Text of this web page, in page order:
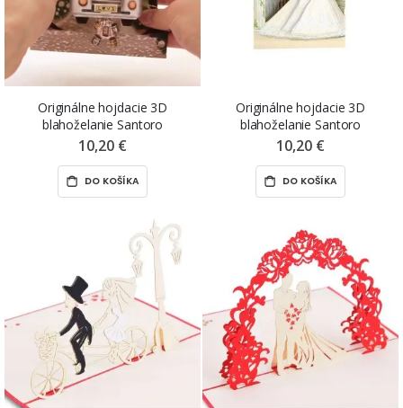
Originálne hojdacie 3D
blahoželanie Santoro
„mladomanželia v aute“, 14,5 x
10,20 €
DO KOŠÍKA
Originálne hojdacie 3D
blahoželanie Santoro
„mladomanželia – tanec“, 15 x
10,20 €
DO KOŠÍKA